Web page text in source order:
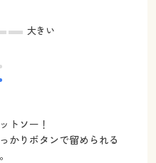
大きい
トソー！
かりボタンで留められる